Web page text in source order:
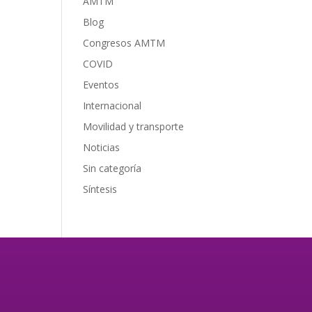
Blog
Congresos AMTM
COVID
Eventos
Internacional
Movilidad y transporte
Noticias
Sin categoría
Síntesis